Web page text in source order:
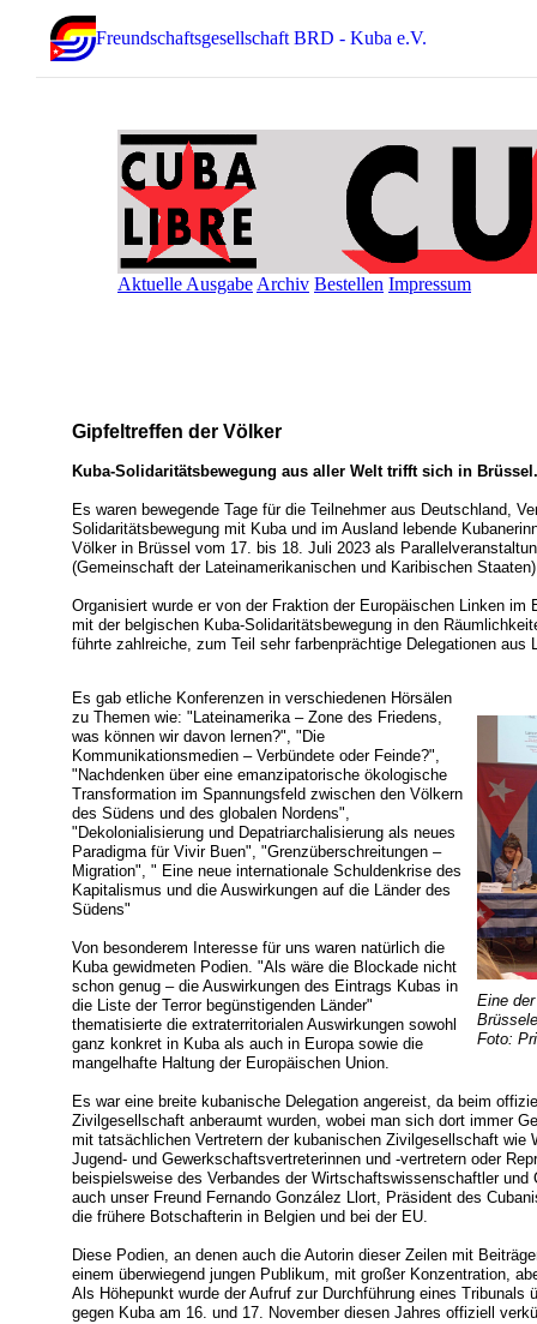
Freundschaftsgesellschaft BRD - Kuba e.V.
Aktuelle Ausgabe Archiv Bestellen Impressum
Gipfeltreffen der Völker
Kuba-Solidaritätsbewegung aus aller Welt trifft sich in Brüssel.
Es waren bewegende Tage für die Teilnehmer aus Deutschland,
Solidaritätsbewegung mit Kuba und im Ausland lebende
Völker in Brüssel vom 17. bis 18. Juli 2023 als
(Gemeinschaft der Lateinamerikanischen und Karibischen
Organisiert wurde er von der Fraktion der Europäischen Linken
mit der belgischen Kuba-Solidaritätsbewegung in den
führte zahlreiche, zum Teil sehr farbenprächtige Delegationen aus
Eine
Foto:
Es gab etliche Konferenzen in verschiedenen Hörsälen
zu Themen wie: "Lateinamerika – Zone des Friedens,
was können wir davon lernen?", "Die
Kommunikationsmedien – Verbündete oder Feinde?",
"Nachdenken über eine emanzipatorische ökologische
Transformation im Spannungsfeld zwischen den Völkern
des Südens und des globalen Nordens",
"Dekolonialisierung und Depatriarchalisierung als neues
Paradigma für Vivir Buen", "Grenzüberschreitungen –
Migration", " Eine neue internationale Schuldenkrise des
Kapitalismus und die Auswirkungen auf die Länder des
Südens"
Von besonderem Interesse für uns waren natürlich die
Kuba gewidmeten Podien. "Als wäre die Blockade nicht
schon genug – die Auswirkungen des Eintrags Kubas in
die Liste der Terror begünstigenden Länder"
thematisierte die extraterritorialen Auswirkungen sowohl
ganz konkret in Kuba als auch in Europa sowie die
mangelhafte Haltung der Europäischen Union.
Es war eine breite kubanische Delegation angereist, da beim
Zivilgesellschaft anberaumt wurden, wobei man sich dort immer
mit tatsächlichen Vertretern der kubanischen Zivilgesellschaft wie
Jugend- und Gewerkschaftsvertreterinnen und -vertretern oder
beispielsweise des Verbandes der Wirtschaftswissenschaftler
auch unser Freund Fernando González Llort, Präsident des
die frühere Botschafterin in Belgien und bei der EU.
Diese Podien, an denen auch die Autorin dieser Zeilen mit
einem überwiegend jungen Publikum, mit großer Konzentration,
Als Höhepunkt wurde der Aufruf zur Durchführung eines Tribunals
gegen Kuba am 16. und 17. November diesen Jahres offiziell